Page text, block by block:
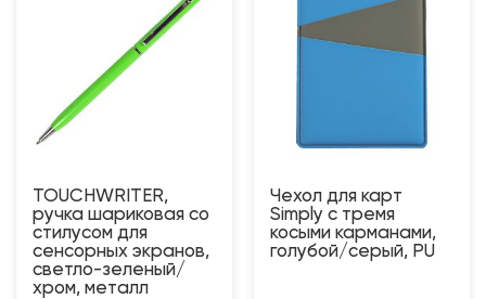
TOUCHWRITER,
ручка шариковая со
стилусом для
сенсорных экранов,
светло-зеленый/
хром, металл
Чехол для карт
Simply с тремя
косыми карманами,
голубой/серый, PU